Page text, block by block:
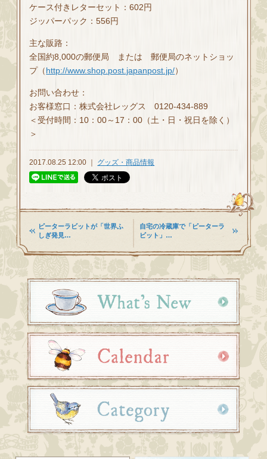
ケース付きレターセット：602円
ジッパーパック：556円
主な販路：
全国約8,000の郵便局 または 郵便局のネットショッ
プ（http://www.shop.post.japanpost.jp/）
お問い合わせ：
お客様窓口：株式会社レッグス 0120‐434‐889
＜受付時間：10：00～17：00（土・日・祝日を除く）
＞
2017.08.25 12:00 ｜ グッズ・商品情報
ピーターラビットが「世界ふ
しぎ発見…
自宅の冷蔵庫で「ピーターラ
ビット」…